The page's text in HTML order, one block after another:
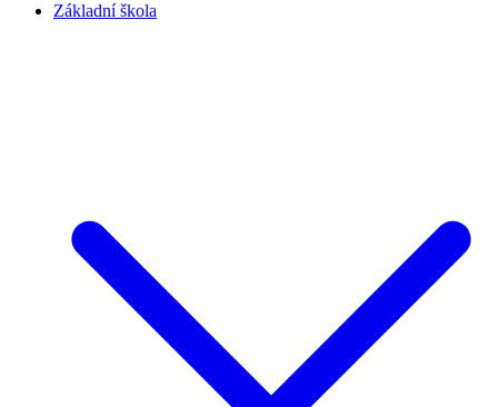
Základní škola